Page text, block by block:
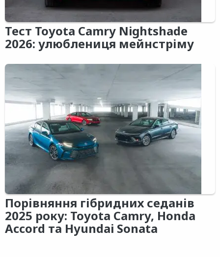
Тест Toyota Camry Nightshade
2026: улюблениця мейнстріму
Порівняння гібридних седанів
2025 року: Toyota Camry, Honda
Accord та Hyundai Sonata